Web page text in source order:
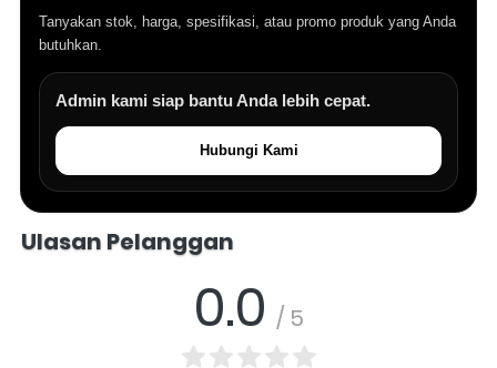
Tanyakan stok, harga, spesifikasi, atau promo produk yang Anda
butuhkan.
Admin kami siap bantu Anda lebih cepat.
Hubungi Kami
Ulasan Pelanggan
0.0 / 5